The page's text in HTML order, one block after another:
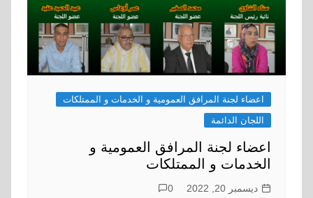
اعضاء لجنة المرافق العمومية و الخدمات و الممتلكات
اللجان الدائمة
اعضاء لجنة المرافق العمومية و
الخدمات و الممتلكات
ديسمبر 20, 2022 0